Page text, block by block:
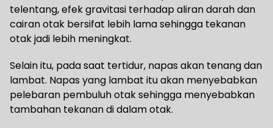
telentang, efek gravitasi terhadap aliran darah dan
cairan otak bersifat lebih lama sehingga tekanan
otak jadi lebih meningkat.
Selain itu, pada saat tertidur, napas akan tenang dan
lambat. Napas yang lambat itu akan menyebabkan
pelebaran pembuluh otak sehingga menyebabkan
tambahan tekanan di dalam otak.